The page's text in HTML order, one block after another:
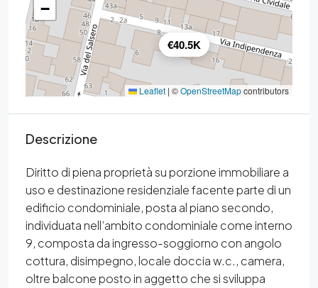
€40.5K
−
Leaflet | ©OpenStreetMapcontributors
Descrizione
Diritto di piena proprietà su porzione immobiliare a
uso e destinazione residenziale facente parte di un
edificio condominiale, posta al piano secondo,
individuata nell’ambito condominiale come interno
9, composta da ingresso-soggiorno con angolo
cottura, disimpegno, locale doccia w.c., camera,
oltre balcone posto in aggetto che si sviluppa